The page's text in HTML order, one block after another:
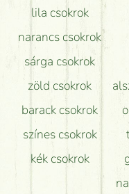
lila csokrok
narancs csokrok
sárga csokrok
zöld csokrok
barack csokrok
színes csokrok
kék csokrok